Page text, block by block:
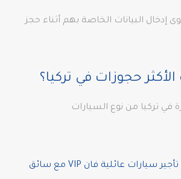
إدخال البيانات الخاصة بهم أثناء حجز
حجوزات في تركيا؟
في تركيا من نوع السيارات
تأجير سيارات عائلية فان VIP مع سائق